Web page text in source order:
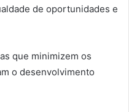
de oportunidades e
que minimizem os
o desenvolvimento